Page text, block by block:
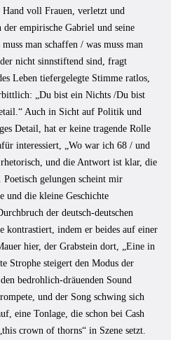
voll Frauen, verletzt und
der empirische Gabriel und seine
man schaffen / was muss man
nicht sinnstiftend sind, fragt
Leben tiefergelegte Stimme ratlos,
„Du bist ein Nichts /Du bist
Auch in Sicht auf Politik und
Detail, hat er keine tragende Rolle
interessiert, „Wo war ich 68 / und
und die Antwort ist klar, die
gelungen scheint mir
und die kleine Geschichte
der deutsch-deutschen
kontrastiert, indem er beides auf einer
hier, der Grabstein dort, „Eine in
Strophe steigert den Modus der
bedrohlich-dräuenden Sound
und der Song schwing sich
eine Tonlage, die schon bei Cash
crown of thorns“ in Szene setzt.